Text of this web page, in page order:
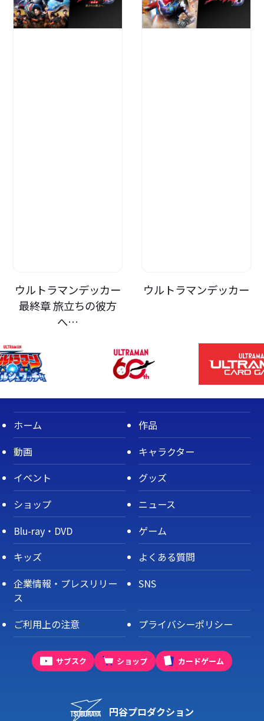
ウルトラマンデッカー
最終章 旅立ちの彼方
へ…
ウルトラマンデッカー
ホーム
作品
動画
キャラクター
イベント
グッズ
ショップ
ニュース
Blu-ray・DVD
ゲーム
キッズ
よくある質問
企業情報・プレスリリー
ス
SNS
ご利用上の注意 プライバシーポリシー
サブスク ショップ カードゲーム
円谷プロダクション